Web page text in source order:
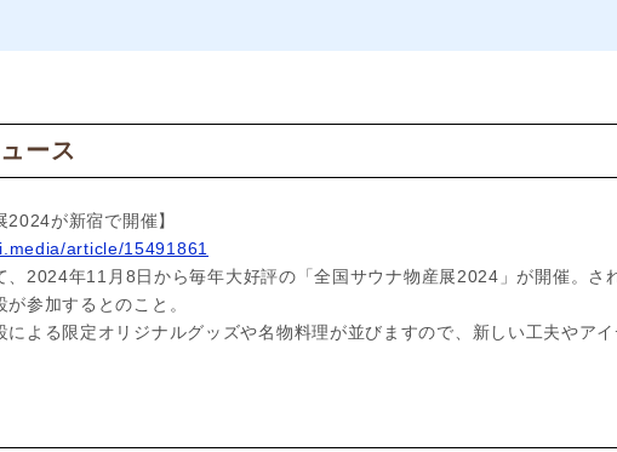
ース
2024が新宿で開催】
article/15491861
、2024年11月8日から毎年大好評の「全国サウナ物産展2024」が開催。さ
参加するとのこと。
による限定オリジナルグッズや名物料理が並びますので、新しい工夫やア